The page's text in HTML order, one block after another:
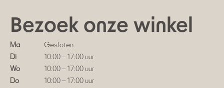
Bezoek onze winkel
Ma
Gesloten
Di
10:00 – 17:00 uur
Wo
10:00 – 17:00 uur
Do
10:00 – 17:00 uur